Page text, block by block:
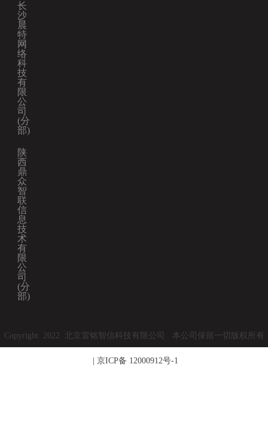
长
沙
晨
特
网
络
科
技
有
限
公
司
(分
部)
陕
西
鼎
众
智
联
信
息
技
术
有
限
公
司
(分
部)
Copyright 2022 北京雷铭智信科技有限公司 本公司保留一切版权所有
| 京ICP备 12000912号-1